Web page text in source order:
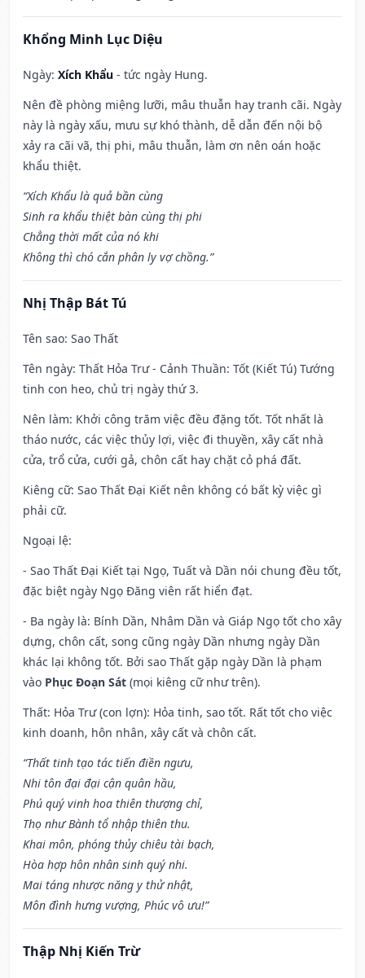
Khổng Minh Lục Diệu
Ngày: Xích Khẩu - tức ngày Hung.
Nên đề phòng miệng lưỡi, mâu thuẫn hay tranh cãi. Ngày
này là ngày xấu, mưu sự khó thành, dễ dẫn đến nội bộ
xảy ra cãi vã, thị phi, mâu thuẫn, làm ơn nên oán hoặc
khẩu thiệt.
“Xích Khẩu là quả bần cùng
Sinh ra khẩu thiệt bàn cùng thị phi
Chẳng thời mất của nó khi
Không thì chó cắn phân ly vợ chồng.”
Nhị Thập Bát Tú
Tên sao: Sao Thất
Tên ngày: Thất Hỏa Trư - Cảnh Thuần: Tốt (Kiết Tú) Tướng
tinh con heo, chủ trị ngày thứ 3.
Nên làm: Khởi công trăm việc đều đặng tốt. Tốt nhất là
tháo nước, các việc thủy lợi, việc đi thuyền, xây cất nhà
cửa, trổ cửa, cưới gả, chôn cất hay chặt cỏ phá đất.
Kiêng cữ: Sao Thất Đại Kiết nên không có bất kỳ việc gì
phải cữ.
Ngoại lệ:
- Sao Thất Đại Kiết tại Ngọ, Tuất và Dần nói chung đều tốt,
đặc biệt ngày Ngọ Đăng viên rất hiển đạt.
- Ba ngày là: Bính Dần, Nhâm Dần và Giáp Ngọ tốt cho xây
dựng, chôn cất, song cũng ngày Dần nhưng ngày Dần
khác lại không tốt. Bởi sao Thất gặp ngày Dần là phạm
vào Phục Đoạn Sát (mọi kiêng cữ như trên).
Thất: Hỏa Trư (con lợn): Hỏa tinh, sao tốt. Rất tốt cho việc
kinh doanh, hôn nhân, xây cất và chôn cất.
“Thất tinh tạo tác tiến điền ngưu,
Nhi tôn đại đại cận quân hầu,
Phú quý vinh hoa thiên thượng chỉ,
Thọ như Bành tổ nhập thiên thu.
Khai môn, phóng thủy chiêu tài bạch,
Hòa hợp hôn nhân sinh quý nhi.
Mai táng nhược năng y thử nhật,
Môn đình hưng vượng, Phúc vô ưu!”
Thập Nhị Kiến Trừ